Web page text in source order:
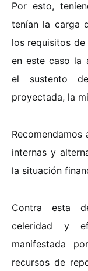
Por esto,
tenían la carga
los requisitos
en este caso la
el sustento
proyectada, la
internas y
la situación
Contra esta
celeridad y
manifestada
recursos de